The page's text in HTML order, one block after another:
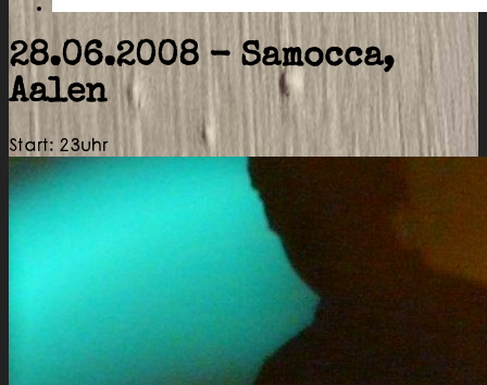
28.06.2008 - Samocca,
Aalen
Start: 23uhr